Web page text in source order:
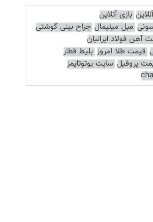
بازی آنلاین
مبل مینیمال جراح بینی گوشتی
آهن فولاد ایرانیان
قیمت طلا امروز بلیط قطار
پروفیل سایت یوتوتایمز